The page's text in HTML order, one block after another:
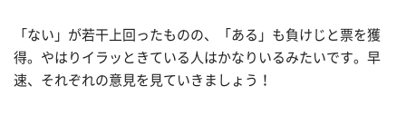
「ない」が若干上回ったものの、「ある」も負けじと票を獲
得。やはりイラッときている人はかなりいるみたいです。早
速、それぞれの意見を見ていきましょう！